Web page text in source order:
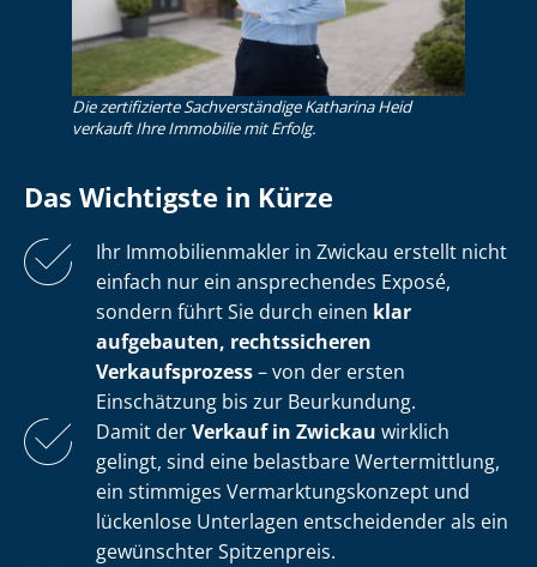
Die zertifizierte Sachverständige Katharina Heid
verkauft Ihre Immobilie mit Erfolg.
Das Wichtigste in Kürze
Ihr Im­mo­bi­li­en­mak­ler in Zwickau erstellt nicht
einfach nur ein ansprechendes Exposé,
sondern führt Sie durch einen klar
aufgebauten, rechtssicheren
Verkaufsprozess– von der ersten
Einschätzung bis zur Beurkundung.
Damit derVerkauf in Zwickau wirklich
gelingt, sind eine belastbare Wertermittlung,
ein stimmiges Ver­mark­tungs­kon­zept und
lückenlose Unterlagen entscheidender als ein
gewünschter Spitzenpreis.